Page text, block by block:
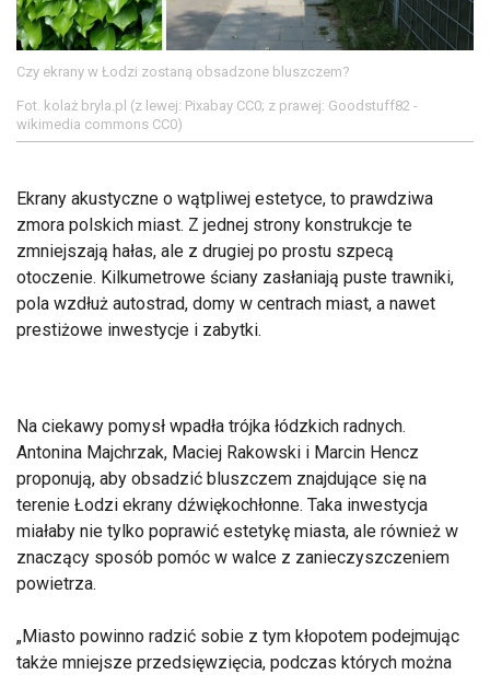
Czy ekrany w Łodzi zostaną obsadzone bluszczem?
Fot. kolaż bryla.pl (z lewej: Pixabay CC0; z prawej: Goodstuff82 -
wikimedia commons CC0)
Ekrany akustyczne o wątpliwej estetyce, to prawdziwa
zmora polskich miast. Z jednej strony konstrukcje te
zmniejszają hałas, ale z drugiej po prostu szpecą
otoczenie. Kilkumetrowe ściany zasłaniają puste trawniki,
pola wzdłuż autostrad, domy w centrach miast, a nawet
prestiżowe inwestycje i zabytki.
Na ciekawy pomysł wpadła trójka łódzkich radnych.
Antonina Majchrzak, Maciej Rakowski i Marcin Hencz
proponują, aby obsadzić bluszczem znajdujące się na
terenie Łodzi ekrany dźwiękochłonne. Taka inwestycja
miałaby nie tylko poprawić estetykę miasta, ale również w
znaczący sposób pomóc w walce z zanieczyszczeniem
powietrza.
Miasto powinno radzić sobie z tym kłopotem podejmując
także mniejsze przedsięwzięcia, podczas których można